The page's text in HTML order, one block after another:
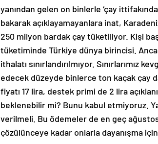
yanından gelen on binlerle ‘çay
bakarak açıklayamayanlara inat,
250 milyon bardak çay tüketiliyor. Kişi
tüketiminde Türkiye dünya birincisi.
ithalatı sınırlandırılmıyor.
edecek düzeyde binlerce ton kaçak çay
fiyatı 17 lira, destek primi de 2 lira
beklenebilir mi? Bunu kabul etmiyoruz.
verilmeli. Bu ödemeler de en geç ağustos
çözülünceye kadar onlarla dayanışma